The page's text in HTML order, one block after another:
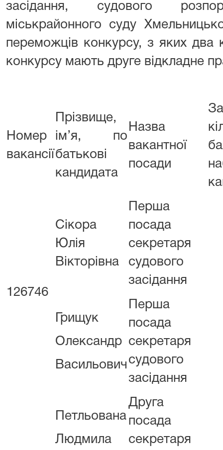
засідання, судового
міськрайонного суду
переможців конкурсу, з яких два
конкурсу мають друге відкладне
Номер
вакансії
Прізвище,
ім’я, по
батькові
кандидата
Назва
вакантної
посади
126746
Сікора
Юлія
Вікторівна
Перша
посада
секретаря
судового
засідання
Грищук
Олександр
Васильович
Перша
посада
секретаря
судового
засідання
Петльована
Людмила
Друга
посада
секретаря